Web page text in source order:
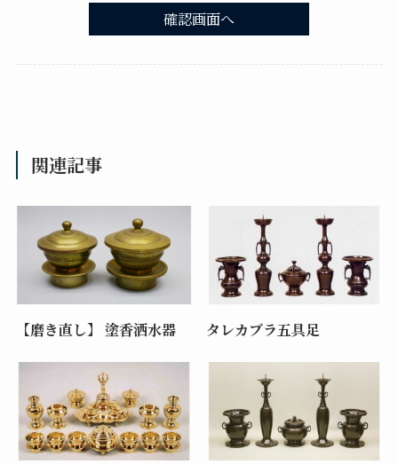
関連記事
【磨き直し】 塗香洒水器 タレカブラ五具足